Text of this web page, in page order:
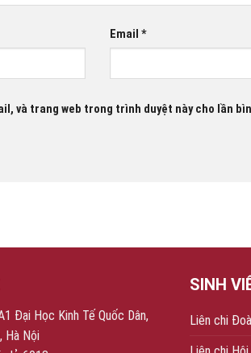
Email*
và trang web trong trình duyệt này cho lần
Đại Học Kinh Tế Quốc Dân,
Hà Nội
SINH
Liên chi